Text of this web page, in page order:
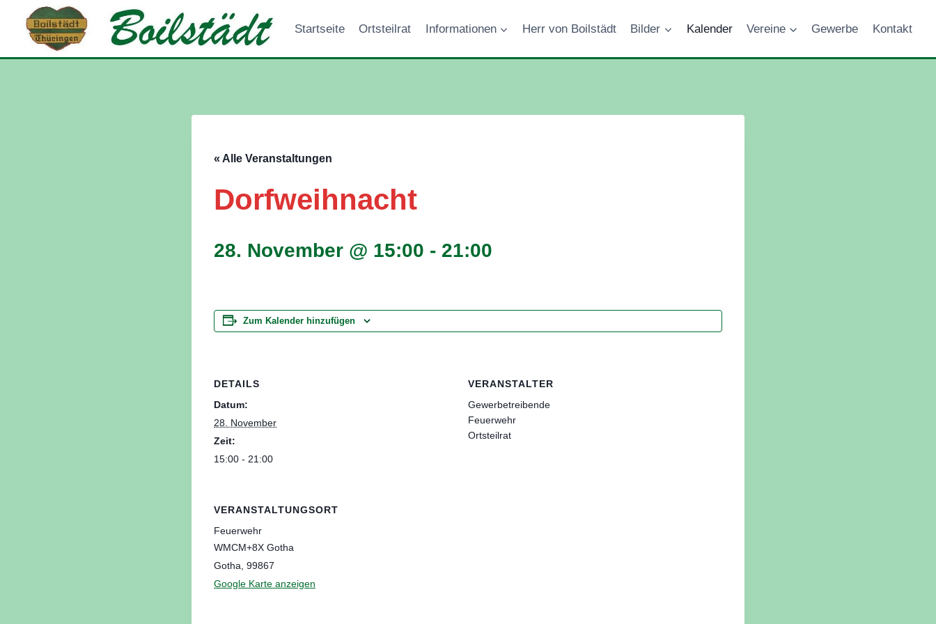
Inhalt
springen
Startseite Ortsteilrat Informationen Herr von Boilstädt Bilder Kalender Vereine Gewerbe Kontakt
« Alle Veranstaltungen
Dorfweihnacht
28. November @ 15:00 - 21:00
Zum Kalender hinzufügen
DETAILS
Datum:
28. November
Zeit:
15:00 - 21:00
VERANSTALTER
Gewerbetreibende
Feuerwehr
Ortsteilrat
VERANSTALTUNGSORT
Feuerwehr
WMCM+8X Gotha
Gotha 99867
Google Karte anzeigen